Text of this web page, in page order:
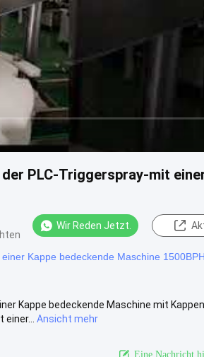
PLC-Triggerspray-mit
Wir Reden Jetzt.
Kappe bedeckende Maschine
Kappe bedeckende Maschine mit
Ansicht mehr
Eine Nachricht